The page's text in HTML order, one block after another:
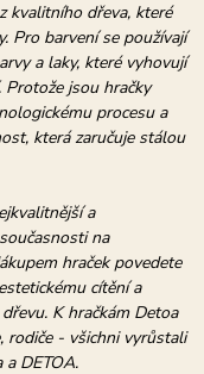
kvalitního dřeva, které
Pro barvení se používají
a laky, které vyhovují
jsou hračky
procesu a
která zaručuje stálou
a
na
hraček povedete
cítění a
K hračkám Detoa
rodiče - všichni vyrůstali
DETOA.